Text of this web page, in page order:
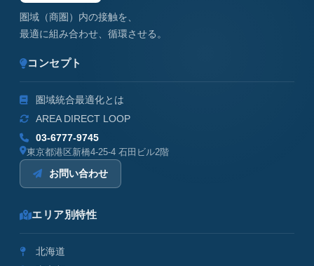
圏域（商圏）内の接触を、
最適に組み合わせ、循環させる。
コンセプト
圏域統合最適化とは
AREA DIRECT LOOP
03-6777-9745
東京都港区新橋4-25-4 石田ビル2階
お問い合わせ
エリア別特性
北海道